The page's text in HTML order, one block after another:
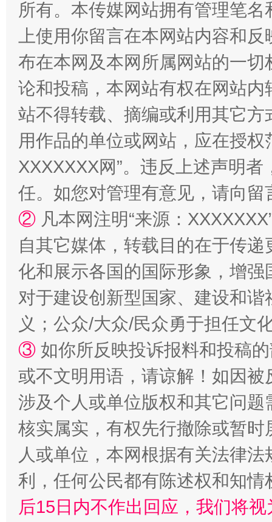
漫山遍野的桃花与雪山、麦地、白藏房 除
招工难、用工荒背后
网上购药对药下症？
所有。本传媒网站拥有管理笔
上使用你留言在本网站内容和
布在本网及本网所属网站的一
论和投稿，本网站有权在网站
站不得转载、摘编或利用其它
用作品的单位或网站，应在授
XXXXXXX网”。违反上述声明
任。如您对管理有意见，请向
② 凡本网注明“来源：
自其它媒体，转载目的在于传
化和展示各国的国际形象，增
对于建设创新型国家、建设和
义；公众/大众/民众勇于担任文
③ 如你所反映投诉报料和投稿
或不文明用语，请谅解！如因
涉及个人或单位版权和其它问题
核实属实，有权先行撤除或暂
人或单位，本网根据有关法律
利，任何公民都有陈述权和知情
后15日内不作出回应，我们将